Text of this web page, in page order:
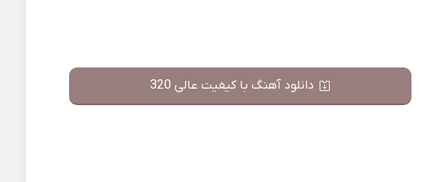
دانلود آهنگ با کیفیت عالی 320